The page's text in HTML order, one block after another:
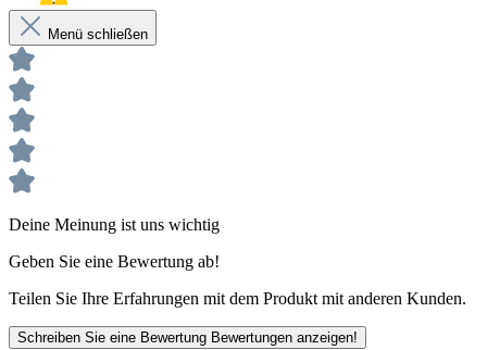
Ergonomisches Cuttermesser mit Elastomergriff
Leichtes Aus- und Einschieben der Klingen
Klingenbreite 18mm
Unsere anwendungstechnischen Empfehlungen dienen der Unterstützung
des Käufers bzw. Verarbeiters.
Sie entbinden nicht davon, unsere Produkte grundsätzlich auf ihre Eignung
Menü schließen
Deine Meinung ist uns wichtig
Geben Sie eine Bewertung ab!
Teilen Sie Ihre Erfahrungen mit dem Produkt mit anderen Kunden.
Schreiben Sie eine Bewertung Bewertungen anzeigen!